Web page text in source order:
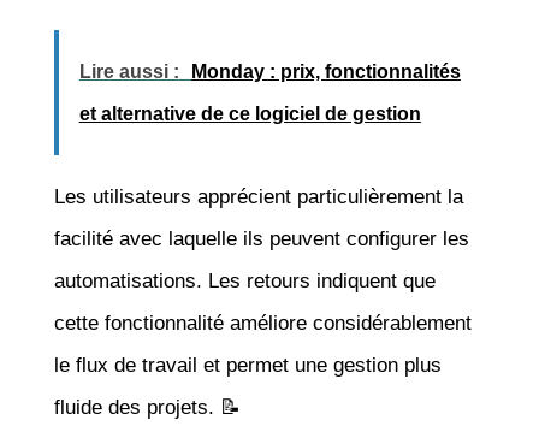
Lire aussi : Monday : prix, fonctionnalités
et alternative de ce logiciel de gestion
Les utilisateurs apprécient particulièrement la
facilité avec laquelle ils peuvent configurer les
automatisations. Les retours indiquent que
cette fonctionnalité améliore considérablement
le flux de travail et permet une gestion plus
fluide des projets. 📝